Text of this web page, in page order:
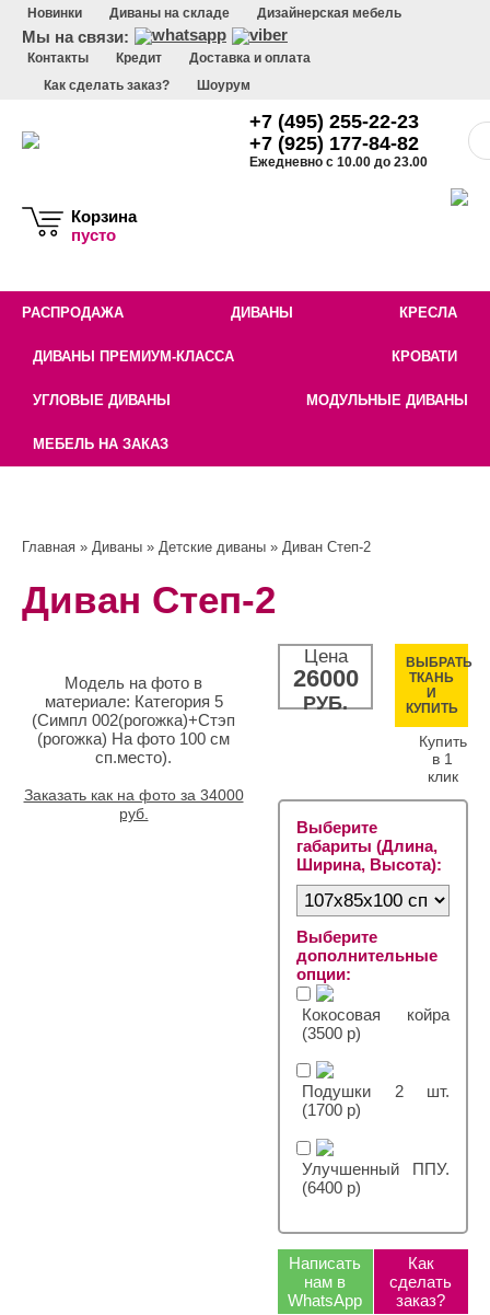
Новинки Диваны на складе Дизайнерская мебель
Мы на связи:
Контакты Кредит
Доставка и оплата
Как сделать заказ?
Шоурум
+7 (495) 255-22-23
+7 (925) 177-84-82
Ежедневно с 10.00 до 23.00
Корзина
пусто
РАСПРОДАЖА ДИВАНЫ КРЕСЛА
ДИВАНЫ ПРЕМИУМ-КЛАССА КРОВАТИ
УГЛОВЫЕ ДИВАНЫ МОДУЛЬНЫЕ ДИВАНЫ
МЕБЕЛЬ НА ЗАКАЗ
Главная » Диваны » Детские диваны » Диван Степ-2
Диван Степ-2
Модель на фото в
материале: Категория 5
(Симпл 002(рогожка)+Стэп
(рогожка) На фото 100 см
сп.место).
Заказать как на фото за 34000
руб.
Цена
26000
РУБ.
ВЫБРАТЬ
ТКАНЬ
И
КУПИТЬ
Купить
в 1
клик
Выберите
габариты (Длина,
Ширина, Высота):
Выберите
дополнительные
опции:
Кокосовая койра
(3500 р)
Подушки 2 шт.
(1700 р)
Улучшенный ППУ.
(6400 р)
Написать
нам в
WhatsApp
Как
сделать
заказ?